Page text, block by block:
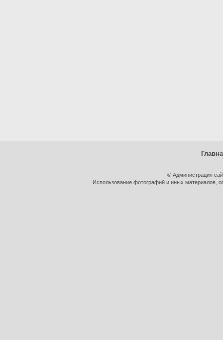
© Администрация
Использование фотографий и иных материалов,